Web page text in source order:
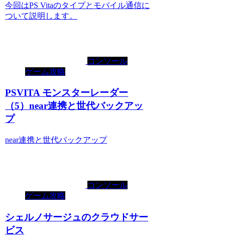
今回はPS Vitaのタイプとモバイル通信に
ついて説明します。
コンソール
ゲーム攻略
PSVITA モンスターレーダー
（5）near連携と世代バックアッ
プ
near連携と世代バックアップ
コンソール
ゲーム攻略
シェルノサージュのクラウドサー
ビス